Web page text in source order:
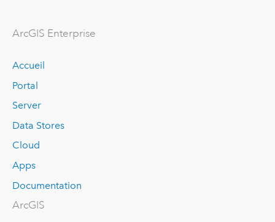
ArcGIS Enterprise
Accueil
Portal
Server
Data Stores
Cloud
Apps
Documentation
ArcGIS